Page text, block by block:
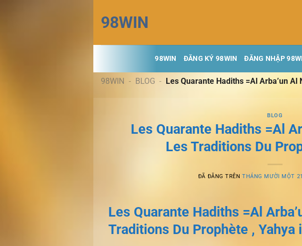
đến
nội
dung
98WIN
98WIN ĐĂNG KÝ 98WIN ĐĂNG NHẬP
98WIN - BLOG - Les Quarante Hadiths =Al Arba’un
BLOG
Les Quarante Hadiths =Al
Les Traditions Du
ĐÃ ĐĂNG TRÊNTHÁNG MƯỜI MỘT
Les Quarante Hadiths =Al
Traditions Du Prophète , Yahya